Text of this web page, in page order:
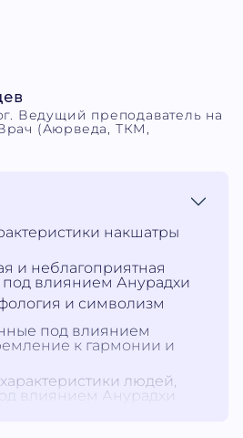
Ведущий преподаватель на
(Аюрведа, ТКМ,
накшатры
и неблагоприятная
под влиянием Анурадхи
и символизм
под влиянием
к гармонии и
людей,
влиянием Анурадхи